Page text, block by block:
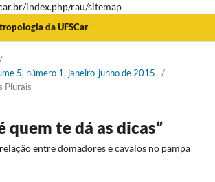
index.php/rau/sitemap
da UFSCar
/
5, número 1, janeiro-junho de 2015
/
Plurais
quem te dá as dicas”
entre domadores e cavalos no pampa